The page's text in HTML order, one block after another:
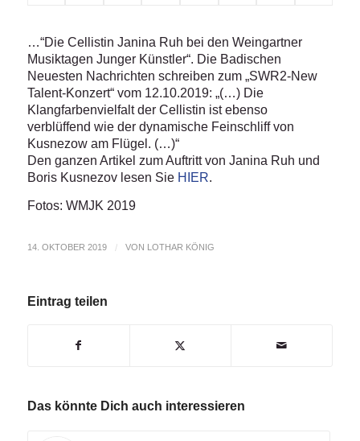
…“Die Cellistin Janina Ruh bei den Weingartner
Musiktagen Junger Künstler“. Die Badischen
Neuesten Nachrichten schreiben zum „SWR2-New
Talent-Konzert“ vom 12.10.2019: „(…) Die
Klangfarbenvielfalt der Cellistin ist ebenso
verblüffend wie der dynamische Feinschliff von
Kusnezow am Flügel. (…)“
Den ganzen Artikel zum Auftritt von Janina Ruh und
Boris Kusnezov lesen Sie HIER.
Fotos: WMJK 2019
14. OKTOBER 2019 / VON LOTHAR KÖNIG
Eintrag teilen
Das könnte Dich auch interessieren